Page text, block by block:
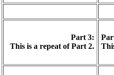
Part 3:
This is a repeat of Part 2.